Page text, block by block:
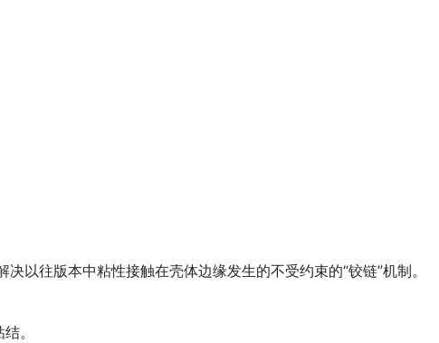
以往版本中粘性接触在壳体边缘发生的不受约束的“铰链”机制。
。